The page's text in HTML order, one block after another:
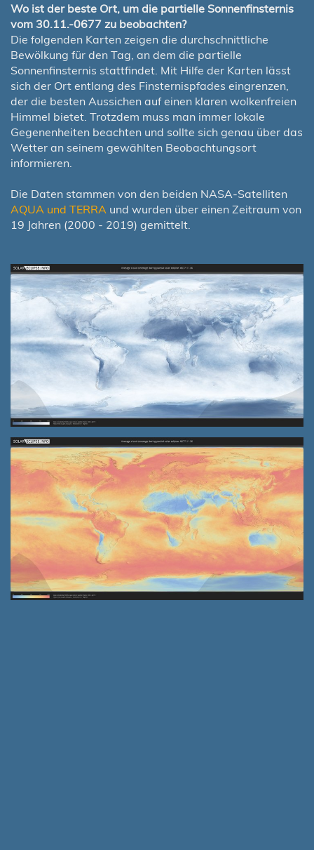
Wo ist der beste Ort, um die partielle Sonnenfinsternis
vom 30.11.-0677 zu beobachten?
Die folgenden Karten zeigen die durchschnittliche
Bewölkung für den Tag, an dem die partielle
Sonnenfinsternis stattfindet. Mit Hilfe der Karten lässt
sich der Ort entlang des Finsternispfades eingrenzen,
der die besten Aussichen auf einen klaren wolkenfreien
Himmel bietet. Trotzdem muss man immer lokale
Gegenenheiten beachten und sollte sich genau über das
Wetter an seinem gewählten Beobachtungsort
informieren.
Die Daten stammen von den beiden NASA-Satelliten
AQUA und TERRA und wurden über einen Zeitraum von
19 Jahren (2000 - 2019) gemittelt.